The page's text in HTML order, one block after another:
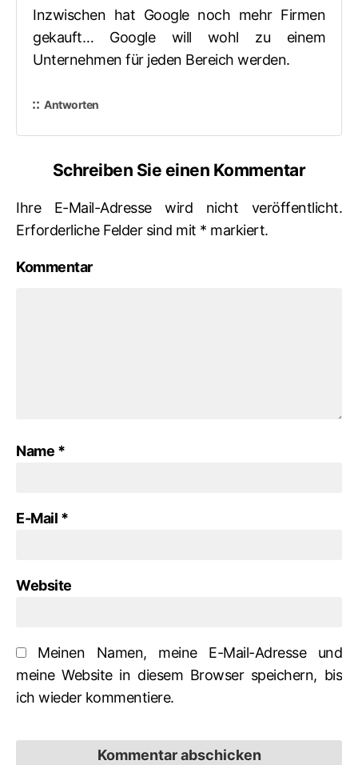
Inzwischen hat Google noch mehr Firmen
gekauft… Google will wohl zu einem
Unternehmen für jeden Bereich werden.
Antworten
Schreiben Sie einen Kommentar
Ihre E-Mail-Adresse wird nicht veröffentlicht.
Erforderliche Felder sind mit * markiert.
Kommentar
Name *
E-Mail *
Website
Meinen Namen, meine E-Mail-Adresse und
meine Website in diesem Browser speichern, bis
ich wieder kommentiere.